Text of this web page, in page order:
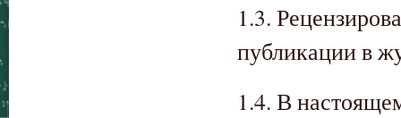
1.3.
публикации в
1.4. В